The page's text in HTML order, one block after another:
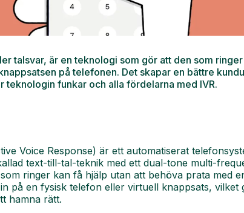
talsvar, är en teknologi som gör att den som
på telefonen. Det skapar en bättre
teknologin funkar och alla fördelarna med IVR.
Voice Response) är ett automatiserat
text-till-tal-teknik med ett dual-tone multi-
ringer kan få hjälp utan att behöva prata med
på en fysisk telefon eller virtuell knappsats, vilket
hamna rätt.